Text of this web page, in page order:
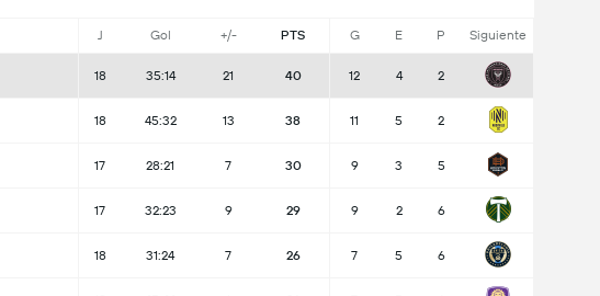
J Gol +/- PTS G E P Siguiente
18 35:14 21 40 12 4 2
18 45:32 13 38 11 5 2
17 28:21 7 30 9 3 5
17 32:23 9 29 9 2 6
18 31:24 7 26 7 5 6